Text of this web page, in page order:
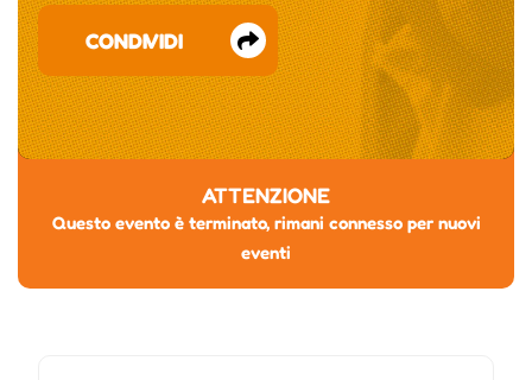
CONDIVIDI
ATTENZIONE
Questo evento è terminato, rimani connesso per nuovi
eventi